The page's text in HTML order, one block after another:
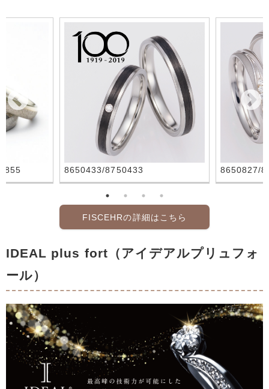
8650433/8750433 8650827/
FISCEHRの詳細はこちら
IDEAL plus fort（アイデアルプリュフォ
ール）